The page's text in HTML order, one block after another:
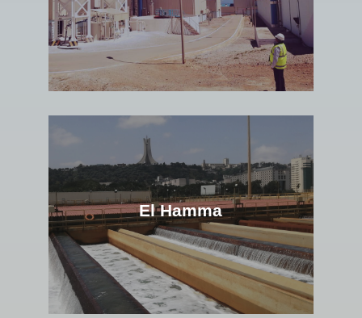
El Hamma